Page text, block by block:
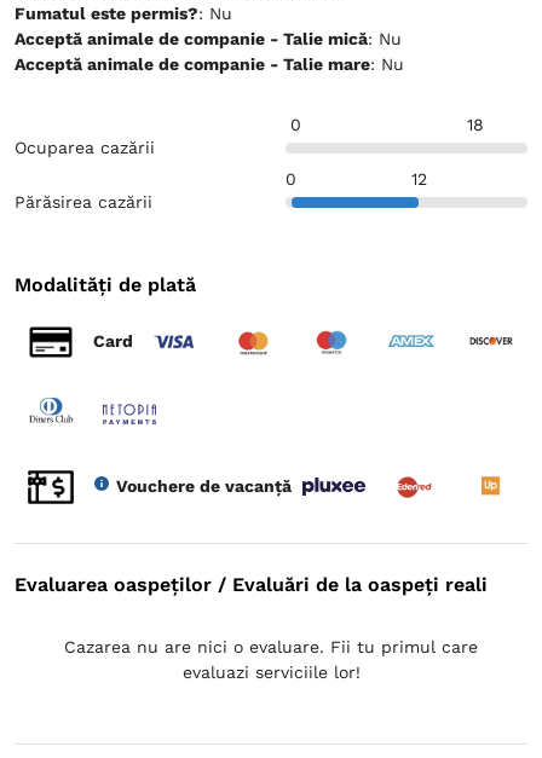
Fumatul este permis?
: Nu
Acceptă animale de companie - Talie mică
: Nu
Acceptă animale de companie - Talie mare
: Nu
Ocuparea cazării
18
0
Părăsirea cazării
0 12
Modalități de plată
Card
Vouchere de vacanță
Evaluarea oaspeților / Evaluări de la oaspeți reali
Cazarea nu are nici o evaluare. Fii tu primul care
evaluazi serviciile lor!